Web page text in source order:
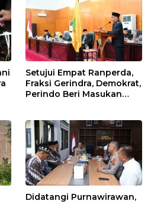
Setujui Empat Ranperda,
Fraksi Gerindra, Demokrat,
Perindo Beri Masukan
Didatangi Purnawirawan,